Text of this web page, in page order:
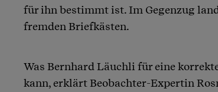
für ihn bestimmt ist. Im Gegenzug
fremden Briefkästen.
Was Bernhard Läuchli für eine
kann, erklärt Beobachter-Expertin